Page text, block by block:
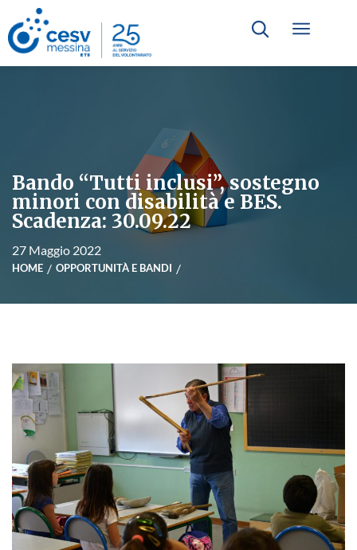
Bando “Tutti inclusi”, sostegno
minori con disabilità e BES.
Scadenza: 30.09.22
27 Maggio 2022
HOME OPPORTUNITÀ E BANDI